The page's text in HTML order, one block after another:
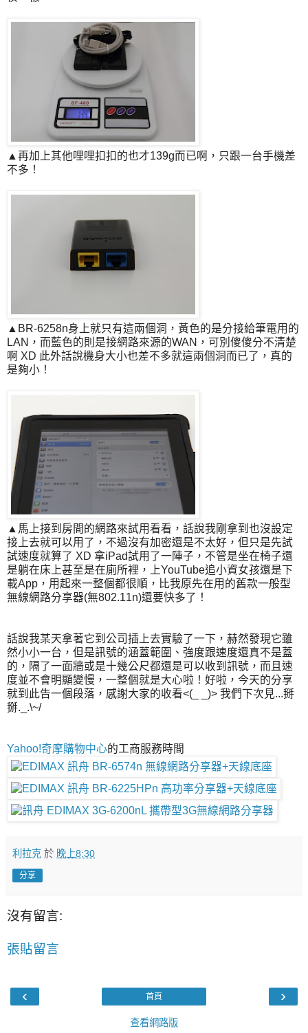
▲再加上其他哩哩扣扣的也才139g而已啊，只跟一台手機差
不多！
▲BR-6258n身上就只有這兩個洞，黃色的是分接給筆電用的
LAN，而藍色的則是接網路來源的WAN，可別傻傻分不清楚
啊 XD 此外話說機身大小也差不多就這兩個洞而已了，真的
是夠小！
▲馬上接到房間的網路來試用看看，話說我剛拿到也沒設定
接上去就可以用了，不過沒有加密還是不太好，但只是先試
試速度就算了 XD 拿iPad試用了一陣子，不管是坐在椅子還
是躺在床上甚至是在廁所裡，上YouTube追小資女孩還是下
載App，用起來一整個都很順，比我原先在用的舊款一般型
無線網路分享器(無802.11n)還要快多了！
話說我某天拿著它到公司插上去實驗了一下，赫然發現它雖
然小小一台，但是訊號的涵蓋範圍、強度跟速度還真不是蓋
的，隔了一面牆或是十幾公尺都還是可以收到訊號，而且速
度並不會明顯變慢，一整個就是大心啦！好啦，今天的分享
就到此告一個段落，感謝大家的收看<(_ _)> 我們下次見...掰
掰._.\~/
Yahoo!奇摩購物中心的工商服務時間
利拉克 於 晚上8:30
分享
沒有留言:
張貼留言
‹ ›
首頁
查看網路版